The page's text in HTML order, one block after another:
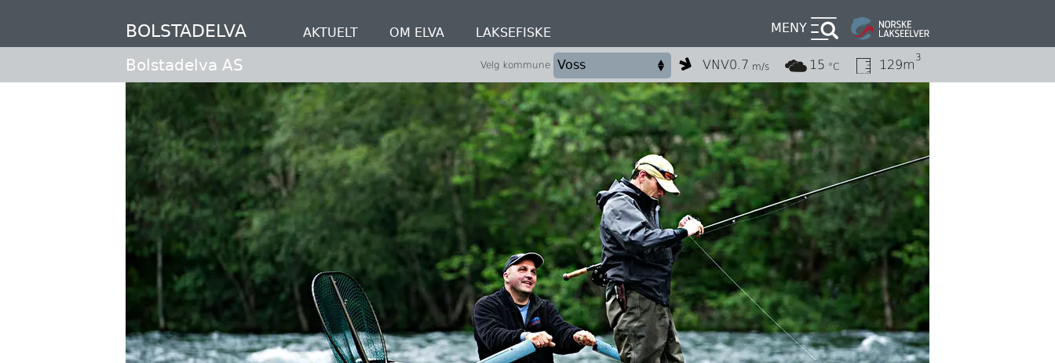
hovedinnhold
BOLSTADELVA AKTUELT OM ELVA LAKSEFISKE MENY
Bolstadelva AS Velg kommune VNV0.7 m/s 15 °C 129m 3